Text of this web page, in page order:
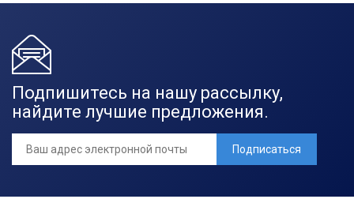
Подпишитесь на нашу рассылку,
найдите лучшие предложения.
Подписаться